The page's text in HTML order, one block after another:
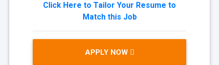
Click Here to Tailor Your Resume to
Match this Job
APPLY NOW